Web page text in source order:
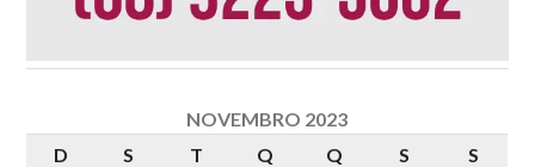
NOVEMBRO 2023
D
S T Q Q S S